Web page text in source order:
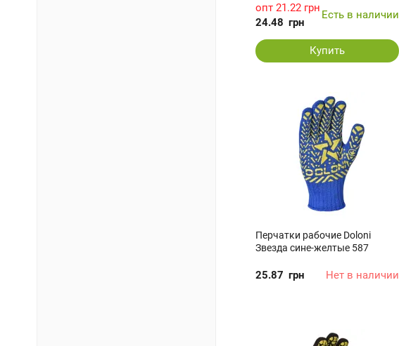
опт 21.22 грн
24.48 грн
Есть в наличии
Купить
Перчатки рабочие Doloni
Звезда сине-желтые 587
25.87 грн Нет в наличии